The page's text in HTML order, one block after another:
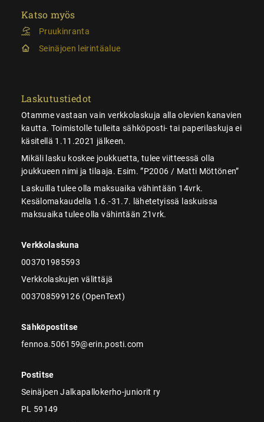
Katso myös
Pruukinranta
Seinäjoen leirintäalue
Laskutustiedot
Otamme vastaan vain verkkolaskuja alla olevien kanavien
kautta. Toimistolle tulleita sähköposti- tai paperilaskuja ei
käsitellä 1.11.2021 jälkeen.
Mikäli lasku koskee joukkuetta, tulee viitteessä olla
joukkueen nimi ja tilaaja. Esim. ”P2006 / Matti Möttönen”
Laskuilla tulee olla maksuaika vähintään 14vrk.
Kesälomakaudella 1.6.-31.7. lähetetyissä laskuissa
maksuaika tulee olla vähintään 21vrk.
Verkkolaskuna
003701985593
Verkkolaskujen välittäjä
003708599126 (OpenText)
Sähköpostitse
fennoa.506159@erin.posti.com
Postitse
Seinäjoen Jalkapallokerho-juniorit ry
PL 59149